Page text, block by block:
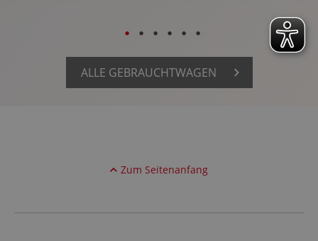
ALLE GEBRAUCHTWAGEN
Zum Seitenanfang